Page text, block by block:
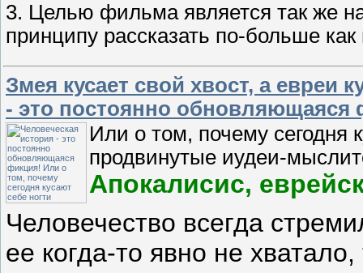
3. Целью фильма является так же
принципу рассказать по-больше
Змея кусает свой хвост, а евреи
- это постоянно обновляющаяся
Или о том, почему сегодня
продвинутые иудеи-
Апокалисис,
Человечество всегда
ее когда-то явно не